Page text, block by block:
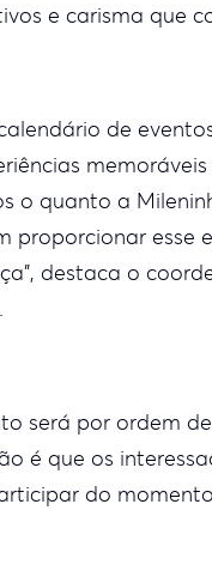
e carisma que
de
o quanto a
proporcionar
destaca o
será por ordem
é que os
do